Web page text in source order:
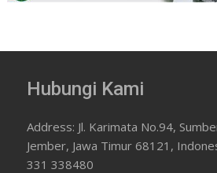
Hubungi Kami
Address: Jl. Karimata No.94,
Jember, Jawa Timur 68121,
331 338480